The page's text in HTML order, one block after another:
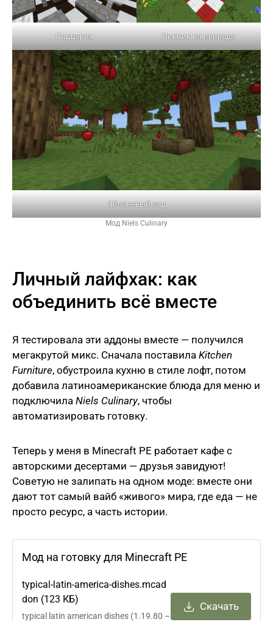
Пиццерия Пикник на природе
Яблоневый сад
Мод Niels Culinary
Личный лайфхак: как
объединить всё вместе
Я тестировала эти аддоны вместе — получился
мегакрутой микс. Сначала поставила Kitchen
Furniture, обустроила кухню в стиле лофт, потом
добавила латиноамериканские блюда для меню и
подключила Niels Culinary, чтобы
автоматизировать готовку.
Теперь у меня в Minecraft PE работает кафе с
авторскими десертами — друзья завидуют!
Советую не залипать на одном моде: вместе они
дают тот самый вайб «живого» мира, где еда — не
просто ресурс, а часть истории.
Мод на готовку для Minecraft PE
typical-latin-america-dishes.mcad
don (123 КБ)
typical latin american dishes (1.19.80 –
Скачать